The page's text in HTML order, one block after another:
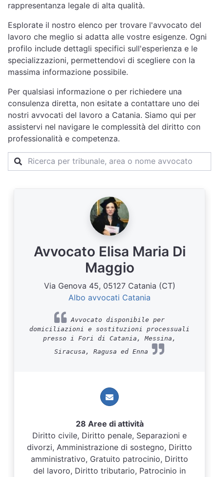
rappresentanza legale di alta qualità.
Esplorate il nostro elenco per trovare l'avvocato del
lavoro che meglio si adatta alle vostre esigenze. Ogni
profilo include dettagli specifici sull'esperienza e le
specializzazioni, permettendovi di scegliere con la
massima informazione possibile.
Per qualsiasi informazione o per richiedere una
consulenza diretta, non esitate a contattare uno dei
nostri avvocati del lavoro a Catania. Siamo qui per
assistervi nel navigare le complessità del diritto con
professionalità e competenza.
Avvocato Elisa Maria Di
Maggio
Via Genova 45, 05127 Catania (CT)
Albo avvocati Catania
Avvocato disponibile per
domiciliazioni e sostituzioni processuali
presso i Fori di Catania, Messina,
Siracusa, Ragusa ed Enna
28 Aree di attività
Diritto civile, Diritto penale, Separazioni e
divorzi, Amministrazione di sostegno, Diritto
amministrativo, Gratuito patrocinio, Diritto
del lavoro, Diritto tributario, Patrocinio in